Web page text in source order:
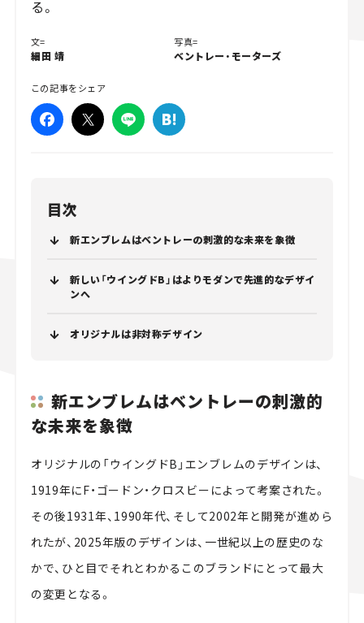
る。
文=
細田 靖
写真=
ベントレー・モーターズ
この記事をシェア
目次
新エンブレムはベントレーの刺激的な未来を象徴
新しい「ウイングドB」はよりモダンで先進的なデザイ
ンへ
オリジナルは非対称デザイン
新エンブレムはベントレーの刺激的
な未来を象徴
オリジナルの「ウイングドB」エンブレムのデザインは、
1919年にF・ゴードン・クロスビーによって考案された。
その後1931年、1990年代、そして2002年と開発が進めら
れたが、2025年版のデザインは、一世紀以上の歴史のな
かで、ひと目でそれとわかるこのブランドにとって最大
の変更となる。